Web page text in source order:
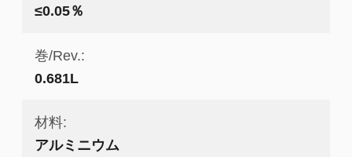
≤0.05％
巻/Rev.:
0.681L
材料:
アルミニウム